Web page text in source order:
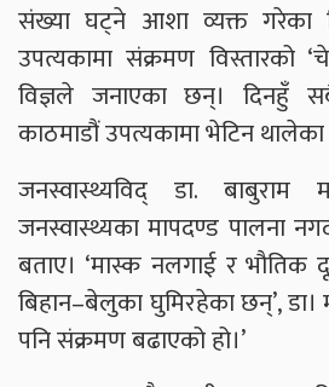
संख्या घट्ने आशा व्यक्त गरेका
उपत्यकामा संक्रमण विस्तारको
विज्ञले जनाएका छन्। दिनहुँ
काठमाडौं उपत्यकामा भेटिन
जनस्वास्थ्यविद् डा. बाबुराम
जनस्वास्थ्यका मापदण्ड पालना
बताए। ‘मास्क नलगाई र भौतिक
बिहान–बेलुका घुमिरहेका छन्’,
पनि संक्रमण बढाएको हो।’